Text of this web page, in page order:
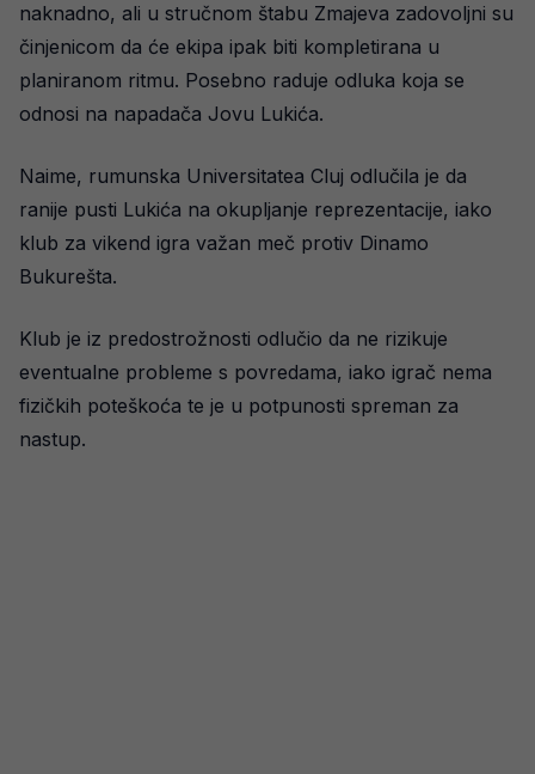
naknadno, ali u stručnom štabu Zmajeva zadovoljni su
činjenicom da će ekipa ipak biti kompletirana u
planiranom ritmu. Posebno raduje odluka koja se
odnosi na napadača Jovu Lukića.
Naime, rumunska Universitatea Cluj odlučila je da
ranije pusti Lukića na okupljanje reprezentacije, iako
klub za vikend igra važan meč protiv Dinamo
Bukurešta.
Klub je iz predostrožnosti odlučio da ne rizikuje
eventualne probleme s povredama, iako igrač nema
fizičkih poteškoća te je u potpunosti spreman za
nastup.